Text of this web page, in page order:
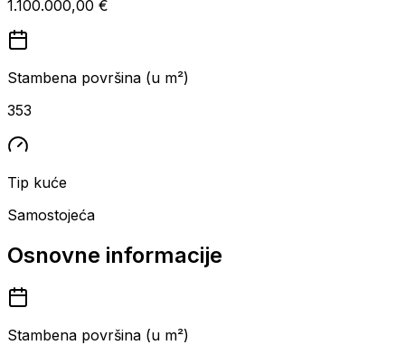
1.100.000,00 €
Stambena površina (u m²)
353
Tip kuće
Samostojeća
Osnovne informacije
Stambena površina (u m²)